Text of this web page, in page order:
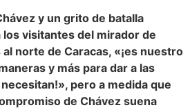
y un grito de batalla
los visitantes del mirador de
norte de Caracas, «¡es nuestro
y más para dar a las
pero a medida que
de Chávez suena